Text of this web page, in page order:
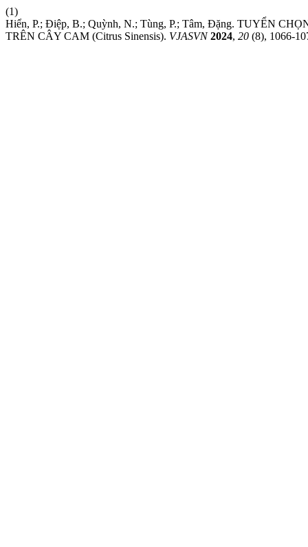
(1)
Hiển, P.; Điệp, B.; Quỳnh, N.; Tùng, P.; Tâm, Đặng. TUYỂN
TRÊN CÂY CAM (Citrus Sinensis). VJASVN 2024, 20 (8), 1066-